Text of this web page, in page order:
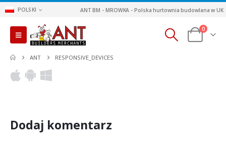
POLSKI ANT BM - MROWKA - Polska hurtownia budowlana w UK
0
ANT RESPONSIVE_DEVICES
Dodaj komentarz